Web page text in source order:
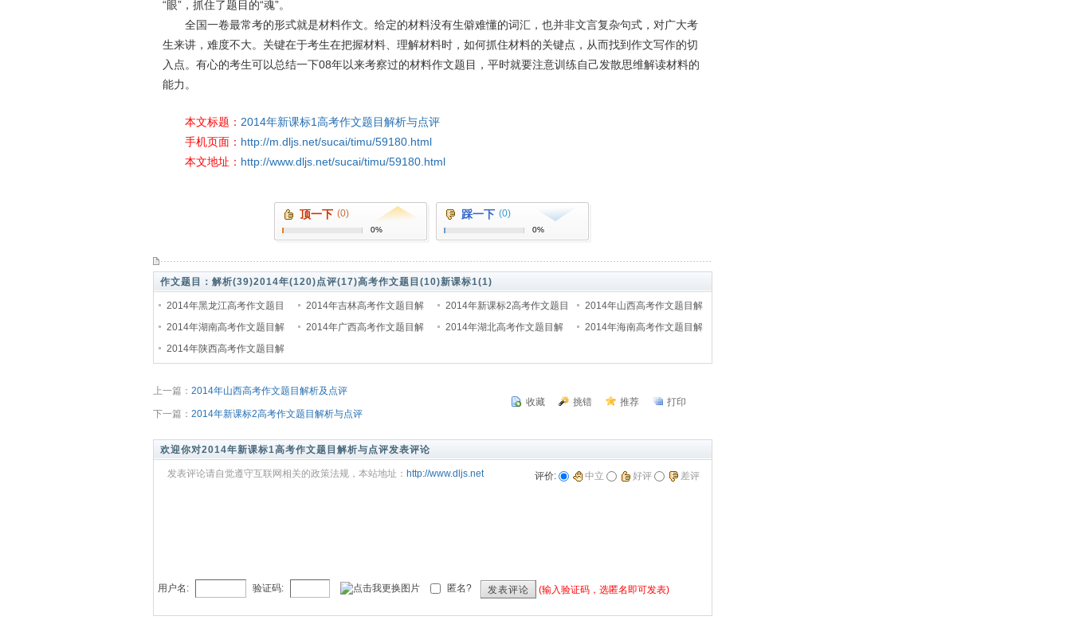
“眼”，抓住了题目的“魂”。
全国一卷最常考的形式就是材料作文。给定的材料没有生僻难懂的词汇，也并非文言复杂句式，对广大考
生来讲，难度不大。关键在于考生在把握材料、理解材料时，如何抓住材料的关键点，从而找到作文写作的切
入点。有心的考生可以总结一下08年以来考察过的材料作文题目，平时就要注意训练自己发散思维解读材料的
能力。
本文标题： 2014年新课标1高考作文题目解析与点评
手机页面： http://m.dljs.net/sucai/timu/59180.html
本文地址： http://www.dljs.net/sucai/timu/59180.html
顶一下 (0)
0%
踩一下 (0)
0%
作文题目： 解析(39)2014年(120)点评(17)高考作文题目(10)新课标1(1)
2014年黑龙江高考作文题目
解析与点评
2014年吉林高考作文题目解
析与点评
2014年新课标2高考作文题目
解析与点评
2014年山西高考作文题目解
析及点评
2014年湖南高考作文题目解
析与点评
2014年广西高考作文题目解
2014年湖北高考作文题目解
2014年海南高考作文题目解
2014年陕西高考作文题目解
上一篇： 2014年山西高考作文题目解析及点评
下一篇： 2014年新课标2高考作文题目解析与点评
收藏 挑错 推荐 打印
欢迎你对2014年新课标1高考作文题目解析与点评发表评论
发表评论请自觉遵守互联网相关的政策法规，本站地址： http://www.dljs.net 评价: 中立 好评 差评
用户名: 验证码: 匿名? 发表评论 (输入验证码，选匿名即可发表)